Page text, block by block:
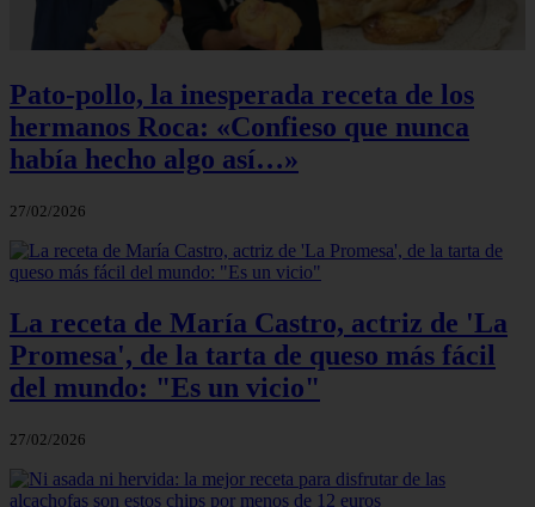
Pato-pollo, la inesperada receta de los
hermanos Roca: «Confieso que nunca
había hecho algo así…»
27/02/2026
La receta de María Castro, actriz de 'La
Promesa', de la tarta de queso más fácil
del mundo: "Es un vicio"
27/02/2026